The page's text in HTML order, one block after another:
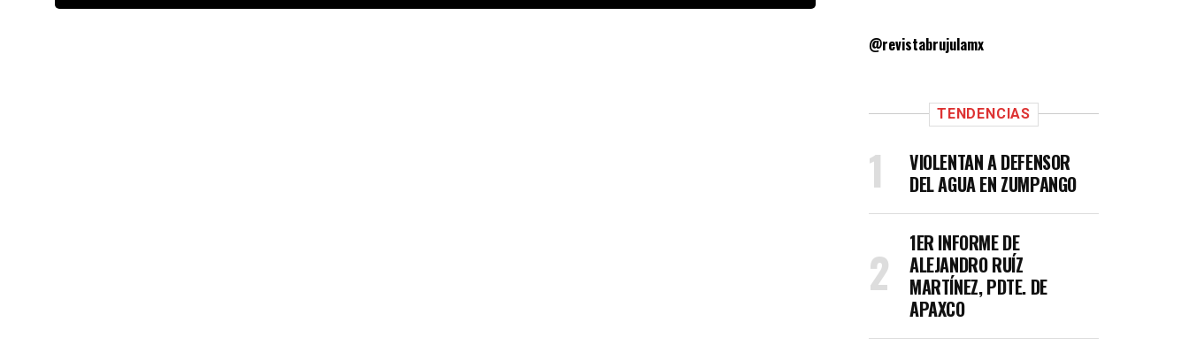
@revistabrujulamx
TENDENCIAS
VIOLENTAN A DEFENSOR
DEL AGUA EN ZUMPANGO
1ER INFORME DE
ALEJANDRO RUÍZ
MARTÍNEZ, PDTE. DE
APAXCO